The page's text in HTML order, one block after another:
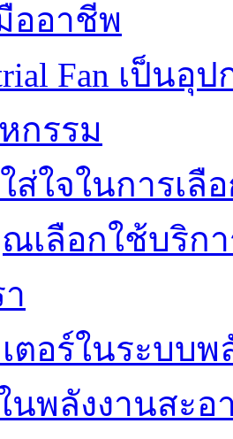
ออาชีพ
Fan เป็น
กรรม
ส่ใจในการเ
เลือกใช้บริก
ตอร์ในระบบ
นพลังงานสะอ